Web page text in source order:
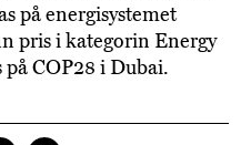
på energisystemet
pris i kategorin Energy
COP28 i Dubai.